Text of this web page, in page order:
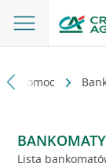
i pomoc
BANKOMATY
Lista